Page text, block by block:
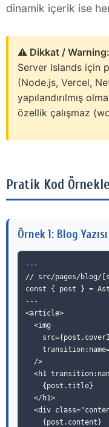
dinamik içerik ise
⚠️ Dikkat / Warning:
Server Islands için
(Node.js, Vercel,
yapılandırılmış
özellik çalışmaz
Pratik Kod
Örnek 1: Blog
---
// src/pages/blog/
const { post } =
---
<article>
  <img
  />
<h1
    {post.title}
  </h1>
<div
    {post.content}